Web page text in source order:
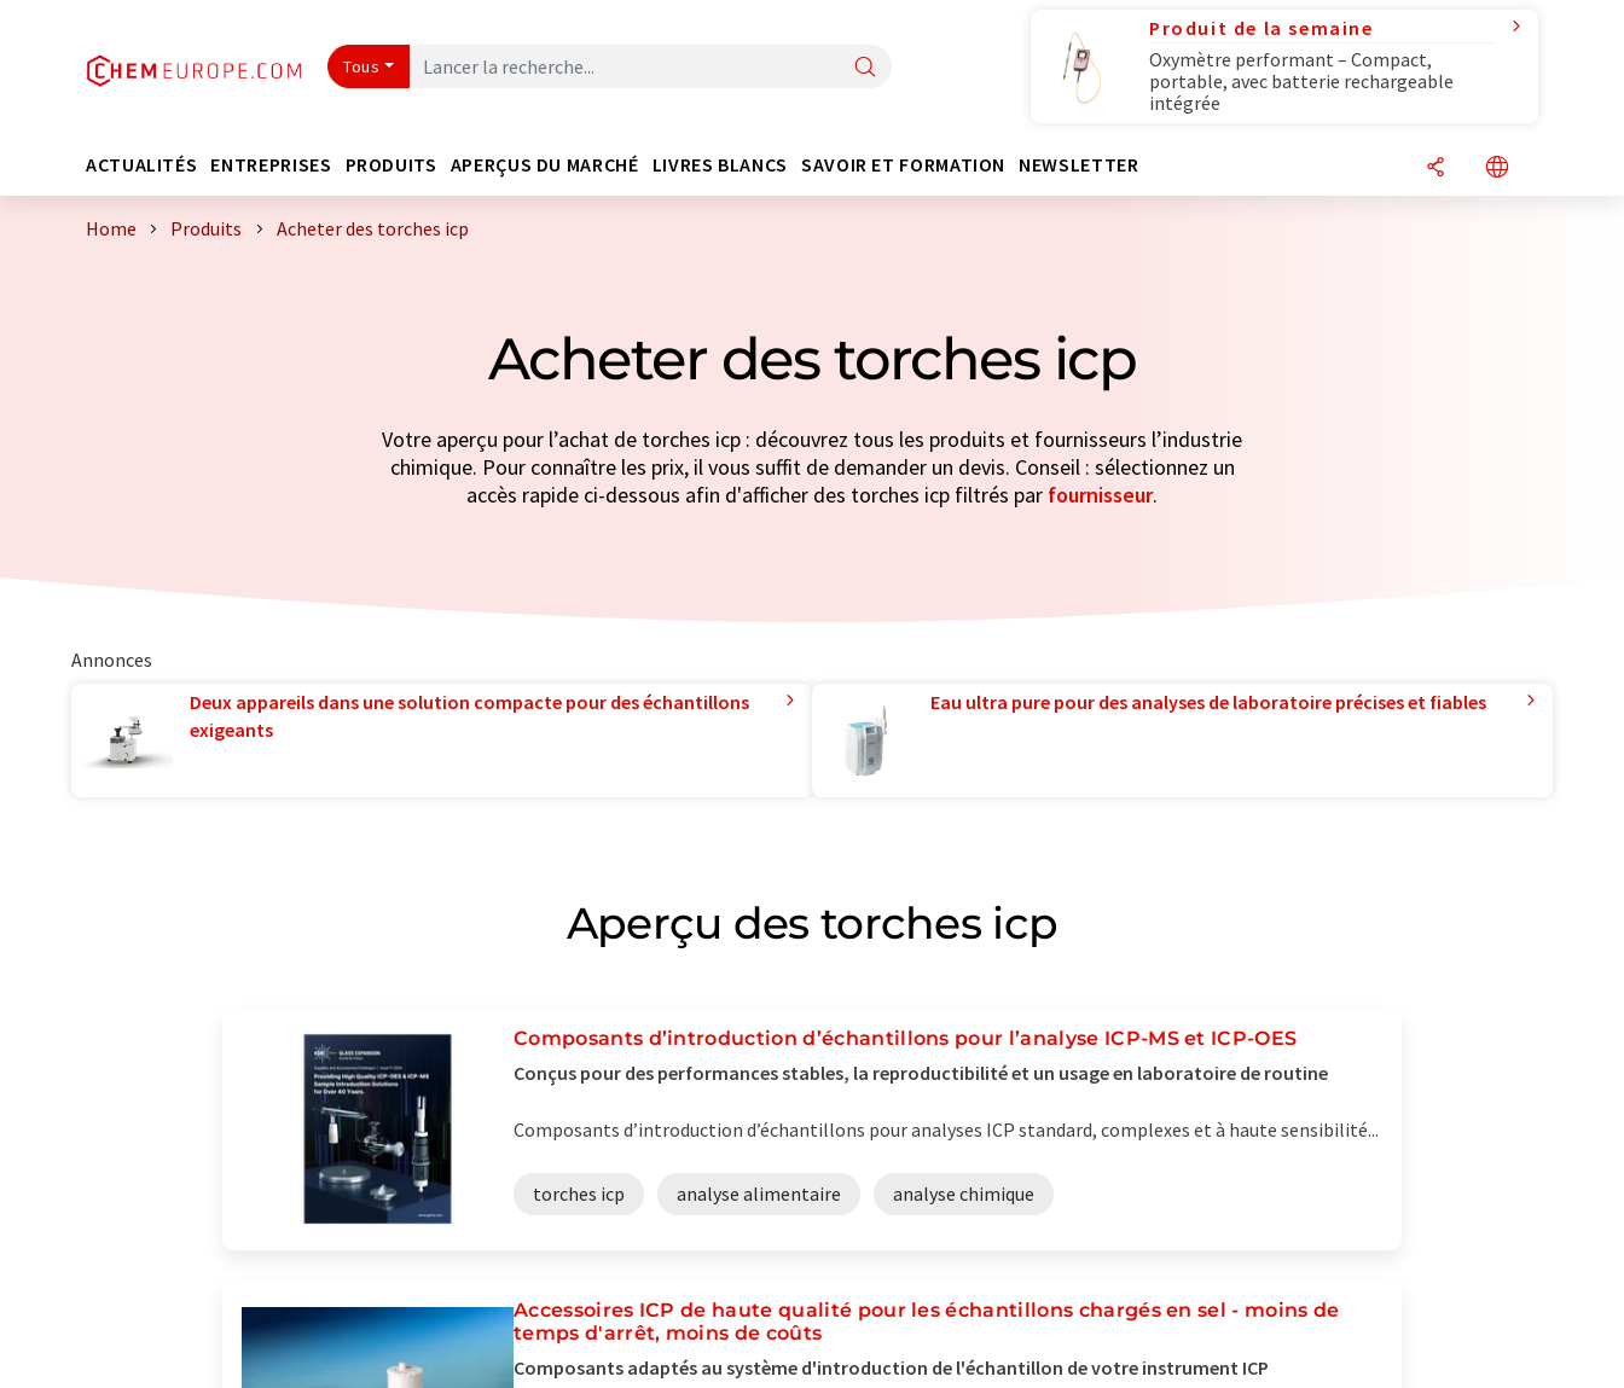
Tous
Produit de la semaine
Oxymètre performant – Compact,
portable, avec batterie rechargeable
intégrée
ACTUALITÉS ENTREPRISES PRODUITS APERÇUS DU MARCHÉ LIVRES BLANCS SAVOIR ET FORMATION NEWSLETTER
Home Produits Acheter des torches icp
Acheter des torches icp
Votre aperçu pour l’achat de torches icp : découvrez tous les produits et fournisseurs l’industrie
chimique. Pour connaître les prix, il vous suffit de demander un devis. Conseil : sélectionnez un
accès rapide ci-dessous afin d'afficher des torches icp filtrés par fournisseur.
Annonces
Deux appareils dans une solution compacte pour des échantillons
exigeants
Eau ultra pure pour des analyses de laboratoire précises et fiables
Aperçu des torches icp
Composants d’introduction d’échantillons pour l’analyse ICP-MS et ICP-OES
Conçus pour des performances stables, la reproductibilité et un usage en laboratoire de routine
Composants d’introduction d’échantillons pour analyses ICP standard, complexes et à haute sensibilité...
torches icp analyse alimentaire analyse chimique
Accessoires ICP de haute qualité pour les échantillons chargés en sel - moins de
temps d'arrêt, moins de coûts
Composants adaptés au système d'introduction de l'échantillon de votre instrument ICP